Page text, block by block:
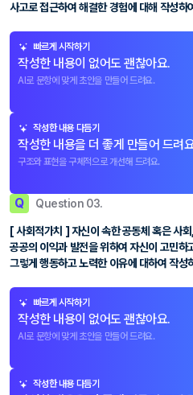
사고로 접근하여 해결한 경험에 대해 작성하
빠르게 시작하기
작성한 내용이 없어도 괜찮아요.
AI로 문항에 맞게 초안을 만들어 드려요.
작성한 내용 다듬기
작성한 내용을 더 좋게 만들어 드려
구조와 표현을 구체적으로 개선해 드려요.
Q Question 03.
[ 사회적가치 ] 자신이 속한 공동체 혹은 사
공공의 이익과 발전을 위하여 자신이 고민하
그렇게 행동하고 노력한 이유에 대하여 작성
빠르게 시작하기
작성한 내용이 없어도 괜찮아요.
AI로 문항에 맞게 초안을 만들어 드려요.
작성한 내용 다듬기